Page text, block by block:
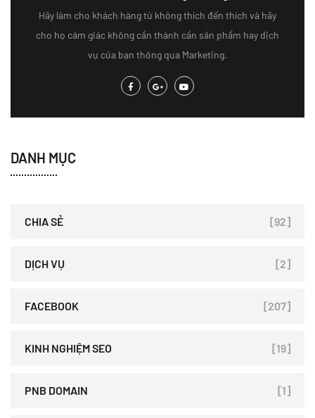
Hãy làm cho khách hàng từ không thích đến thích và hãy
cho họ cảm giác không cần thành cần sản phẩm hay dịch
vụ của bạn thông qua Marketing.
DANH MỤC
CHIA SẺ [92]
DỊCH VỤ [2]
FACEBOOK [207]
KINH NGHIỆM SEO [19]
PNB DOMAIN [1]